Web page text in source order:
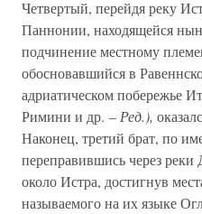
Четвертый, перейдя реку
Паннонии, находящейся
подчинение местному
обосновавшийся в
адриатическом побережье
Римини и др. – Ред.),
Наконец, третий брат, по
переправившись через
около Истра, достигнув
называемого на их языке